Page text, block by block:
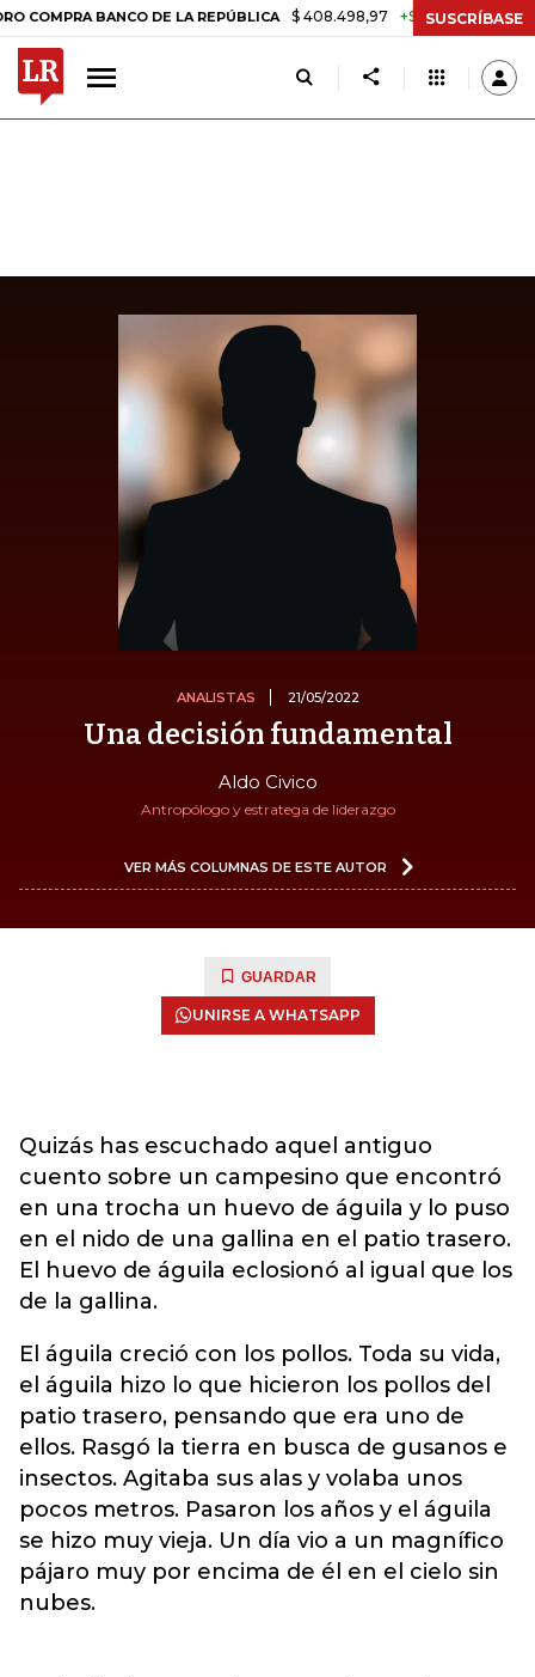
BANCO DE LA REPÚBLICA $ 408.498,97 +$ 8.753,81 +2,19%
SUSCRÍBASE
ANALISTAS 21/05/2022
Una decisión fundamental
Aldo Civico
Antropólogo y estratega de liderazgo
VER MÁS COLUMNAS DE ESTE AUTOR
GUARDAR
UNIRSE A WHATSAPP
Quizás has escuchado aquel antiguo
cuento sobre un campesino que encontró
en una trocha un huevo de águila y lo puso
en el nido de una gallina en el patio trasero.
El huevo de águila eclosionó al igual que los
de la gallina.
El águila creció con los pollos. Toda su vida,
el águila hizo lo que hicieron los pollos del
patio trasero, pensando que era uno de
ellos. Rasgó la tierra en busca de gusanos e
insectos. Agitaba sus alas y volaba unos
pocos metros. Pasaron los años y el águila
se hizo muy vieja. Un día vio a un magnífico
pájaro muy por encima de él en el cielo sin
nubes.